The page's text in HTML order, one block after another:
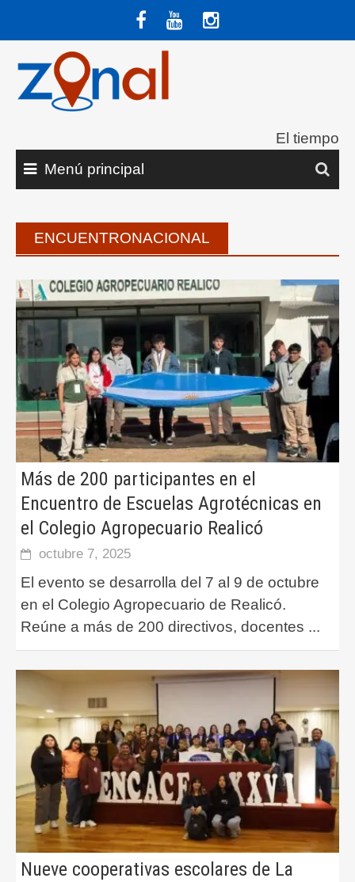
contenido
El tiempo
Menú principal
ENCUENTRONACIONAL
Más de 200 participantes en el
Encuentro de Escuelas Agrotécnicas en
el Colegio Agropecuario Realicó
octubre 7, 2025
El evento se desarrolla del 7 al 9 de octubre
en el Colegio Agropecuario de Realicó.
Reúne a más de 200 directivos, docentes ...
Nueve cooperativas escolares de La